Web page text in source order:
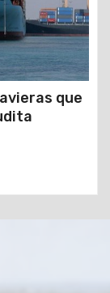
que